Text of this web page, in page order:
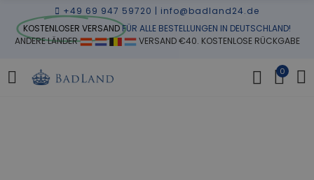
+49 69 947 59720 | info@badland24.de
KOSTENLOSER VERSANDFÜR ALLE BESTELLUNGEN IN DEUTSCHLAND!
ANDERE LÄNDER
VERSAND €40. KOSTENLOSE RÜCKGABE
0